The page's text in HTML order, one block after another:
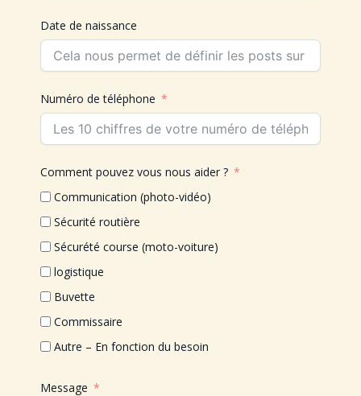
Date de naissance
Numéro de téléphone
Comment pouvez vous nous aider ?
Communication (photo-vidéo)
Sécurité routière
Sécurété course (moto-voiture)
logistique
Buvette
Commissaire
Autre – En fonction du besoin
Message